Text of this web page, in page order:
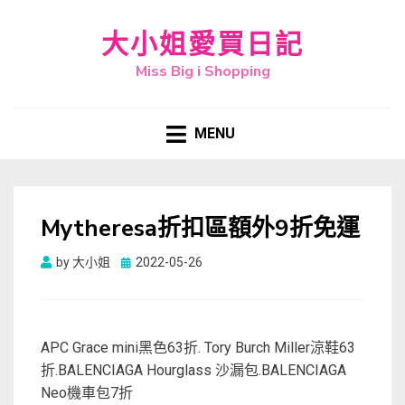
大小姐愛買日記
Miss Big i Shopping
MENU
Mytheresa折扣區額外9折免運
by大小姐
Posted
2022-05-26
APC Grace mini黑色63折. Tory Burch Miller涼鞋63
折.BALENCIAGA Hourglass 沙漏包.BALENCIAGA
Neo機車包7折